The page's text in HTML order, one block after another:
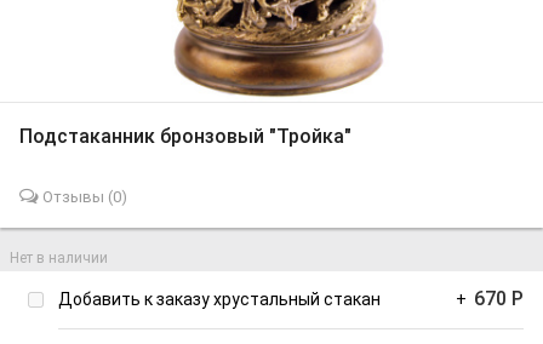
Подстаканник бронзовый "Тройка"
Отзывы (0)
Нет в наличии
Добавить к заказу хрустальный стакан + 670 Р